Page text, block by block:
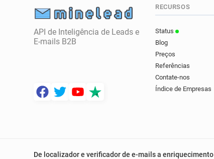
API de Inteligência de Leads e
E-mails B2B
RECURSOS
Status
Blog
Preços
Referências
Contate-nos
Índice de Empresas
De localizador e verificador de e-mails a